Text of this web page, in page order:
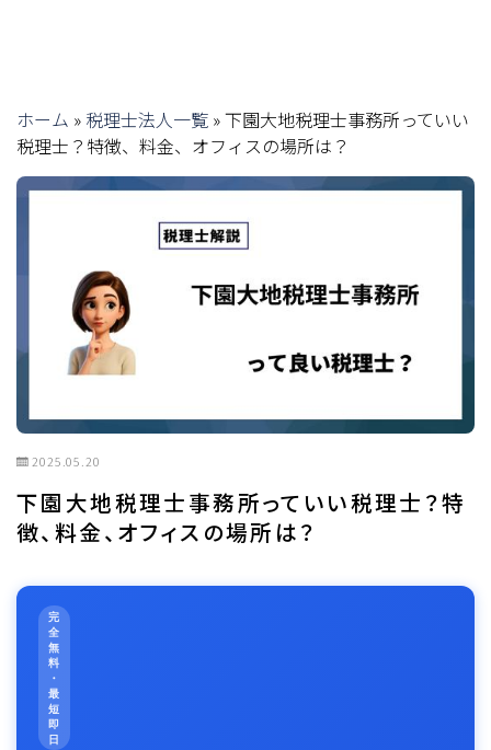
ホーム » 税理士法人一覧 »下園大地税理士事務所っていい
税理士？特徴、料金、オフィスの場所は？
2025.05.20
下園大地税理士事務所っていい税理士？特
徴、料金、オフィスの場所は？
完
全
無
料
・
最
短
即
日